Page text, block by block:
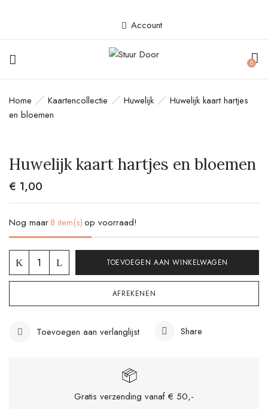
Account
0
Home Kaartencollectie Huwelijk
Huwelijk kaart hartjes
en bloemen
Huwelijk kaart hartjes en bloemen
€ 1,00
Nog maar8 item(s)op voorraad!
TOEVOEGEN AAN WINKELWAGEN
AFREKENEN
Toevoegen aan verlanglijst Share
Gratis verzending vanaf € 50,-
BE THE FIRST TO REVIEW
Your rating